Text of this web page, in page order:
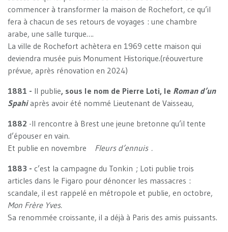
commencer à transformer la maison de Rochefort, ce qu’il
fera à chacun de ses retours de voyages : une chambre
arabe, une salle turque….
La ville de Rochefort achètera en 1969 cette maison qui
deviendra musée puis Monument Historique.(réouverture
prévue, après rénovation en 2024)
1881 - Il publie, sous le nom de Pierre Loti, le Roman d’un
Spahiaprès avoir été nommé Lieutenant de Vaisseau,
1882 -Il rencontre à Brest une jeune bretonne qu’il tente
d’épouser en vain.
Et publie en novembre
Fleurs d’ennuis .
1883 - c’est la campagne du Tonkin ; Loti publie trois
articles dans le Figaro pour dénoncer les massacres :
scandale, il est rappelé en métropole et publie, en octobre,
Mon Frère Yves.
Sa renommée croissante, il a déjà à Paris des amis puissants.